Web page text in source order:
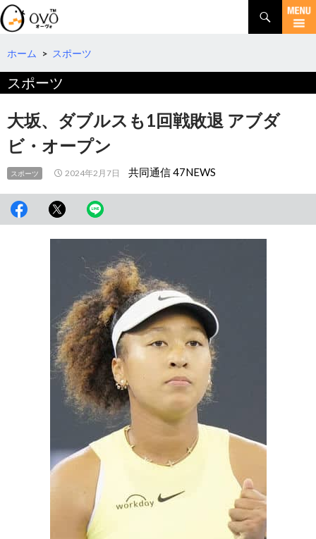
検
索
コ
テ
へ
動
ホーム > スポーツ
スポーツ
大坂、ダブルスも1回戦敗退 アブダ
ビ・オープン
スポーツ 2024年2月7日 共同通信 47NEWS